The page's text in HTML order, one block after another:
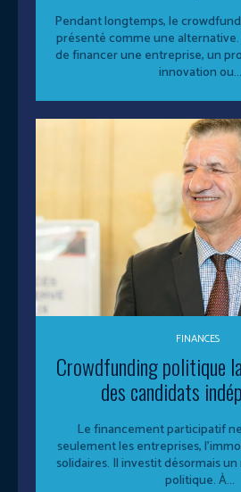
Pendant longtemps, le
présenté comme une
de financer une entreprise, un
innovation ou...
FINANCES
Crowdfunding politique
des candidats
Le financement participatif
seulement les entreprises,
solidaires. Il investit désormais
politique. À...